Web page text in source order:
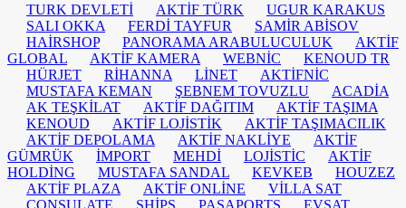
TURK DEVLETİ
AKTİF TÜRK
UGUR KARAKUS
SALI OKKA
FERDİ TAYFUR
SAMİR ABİSOV
HAİRSHOP
PANORAMA ARABULUCULUK
AKTİF
GLOBAL
AKTİF KAMERA WEBNİC
KENOUD TR
HÜRJET
RİHANNA LİNET
AKTİFNİC
MUSTAFA KEMAN
ŞEBNEM TOVUZLU
ACADİA
AK TEŞKİLAT
AKTİF DAĞITIM
AKTİF TAŞIMA
KENOUD
AKTİF LOJİSTİK
AKTİF TAŞIMACILIK
AKTİF DEPOLAMA
AKTİF NAKLİYE
AKTİF
GÜMRÜK
İMPORT MEHDİ LOJİSTİC
AKTİF
HOLDİNG
MUSTAFA SANDAL KEVKEB
HOUZEZ
AKTİF PLAZA
AKTİF ONLİNE
VİLLA SAT